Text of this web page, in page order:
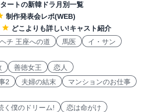
ートの新韓ドラ月別一覧
制作発表会レポ(WEB)
どこよりも詳しい!キャスト紹介
ヘチ 王座への道 馬医
イ・サン
善徳女王
恋人
2 夫婦の結末
マンションのお仕事
く僕のドリーム!
恋は命がけ